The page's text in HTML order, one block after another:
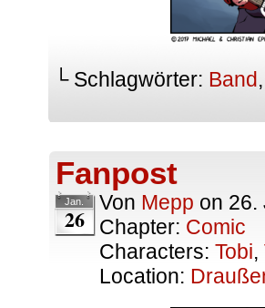
└ Schlagwörter: Band
Fanpost
Jan.
26
Von Mepp on 26.
Chapter: Comic
Characters: Tobi,
Location: